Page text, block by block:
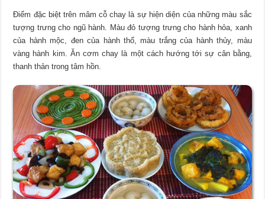
Điểm đặc biệt trên mâm cỗ chay là sự hiện diện của những màu sắc
tượng trưng cho ngũ hành. Màu đỏ tượng trưng cho hành hỏa, xanh
của hành mộc, đen của hành thổ, màu trắng của hành thủy, màu
vàng hành kim. Ăn cơm chay là một cách hướng tới sự cân bằng,
thanh thản trong tâm hồn.